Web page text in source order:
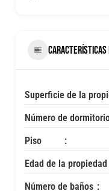
Superficie de la
Número de
Piso
Edad de la propiedad
Número de baños